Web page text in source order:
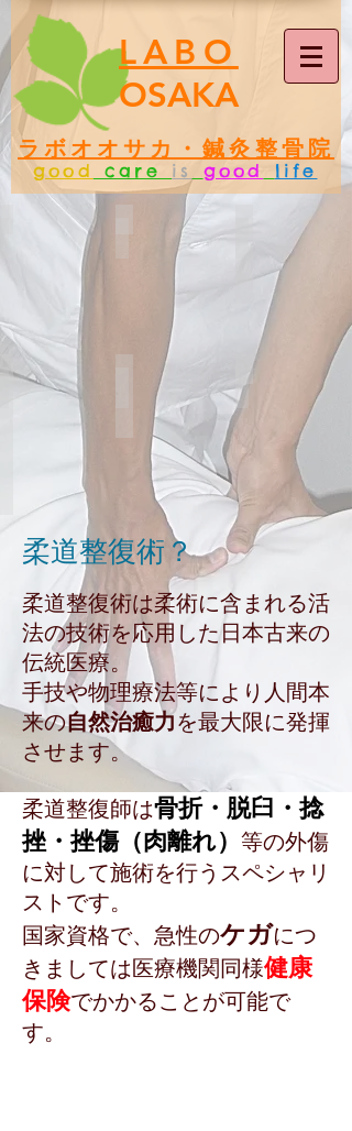
LABO
OSAKA
good care is good life
ラボオオサカ・鍼灸整骨院
柔道整復術？
柔道整復術は柔術に含まれる活
法の技術を応用した日本古来の
伝統医療。
手技や物理療法等により人間本
来の自然治癒力を最大限に発揮
させます。
柔道整復師は骨折・脱臼・捻
挫・挫傷（肉離れ） 等の外傷
に対して施術を行うスペシャリ
ストです。
国家資格で、急性のケガにつ
きましては医療機関同様健康
保険でかかることが可能で
す。
保険施術 ラボ式整体 骨盤矯正
アロママッサージ耳つぼ 交通事故